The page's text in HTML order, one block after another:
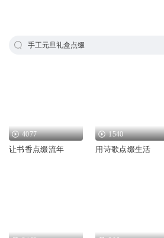
手工元旦礼盒点缀
4077
让书香点缀流年
1540
用诗歌点缀生活